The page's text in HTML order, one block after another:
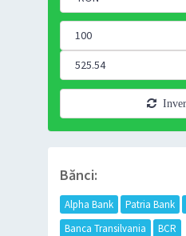
Bănci:
Alpha Bank Patria Bank
Banca Transilvania
BCR